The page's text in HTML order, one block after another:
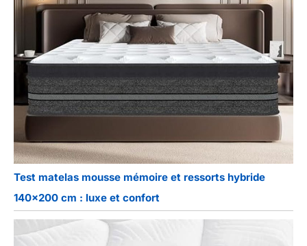
Test matelas mousse mémoire et ressorts hybride
140×200 cm : luxe et confort